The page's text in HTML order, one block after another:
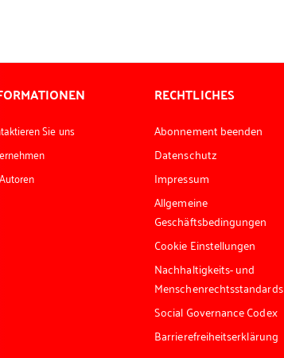
Sie uns
RECHTLICHES
Abonnement beenden
Datenschutz
Impressum
Allgemeine
Geschäftsbedingungen
Cookie Einstellungen
Nachhaltigkeits- und
Menschenrechtsstandards
Social Governance Codex
Barrierefreiheitserklärung